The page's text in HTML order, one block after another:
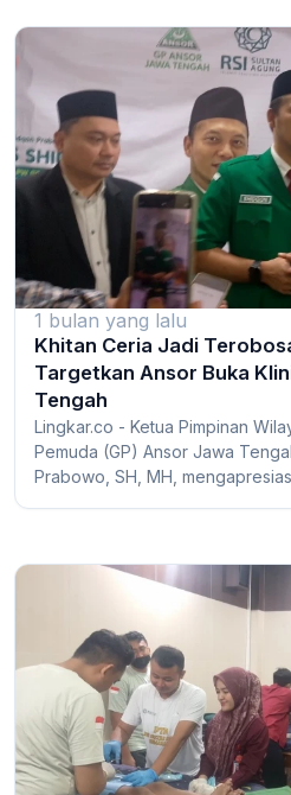
1 bulan yang lalu
Khitan Ceria Jadi
Targetkan Ansor Buka
Tengah
Lingkar.co - Ketua Pimpinan
Pemuda (GP) Ansor Jawa
Prabowo, SH, MH,